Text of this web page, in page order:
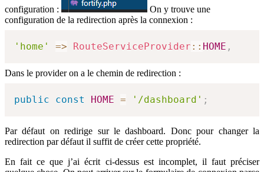
configuration :
On y trouve une
configuration de la redirection après la connexion :
'home' => RouteServiceProvider :: HOME ,
Dans le provider on a le chemin de redirection :
public const HOME = '/dashboard' ;
Par défaut on redirige sur le dashboard. Donc pour changer la
redirection par défaut il suffit de créer cette propriété.
En fait ce que j’ai écrit ci-dessus est incomplet, il faut préciser